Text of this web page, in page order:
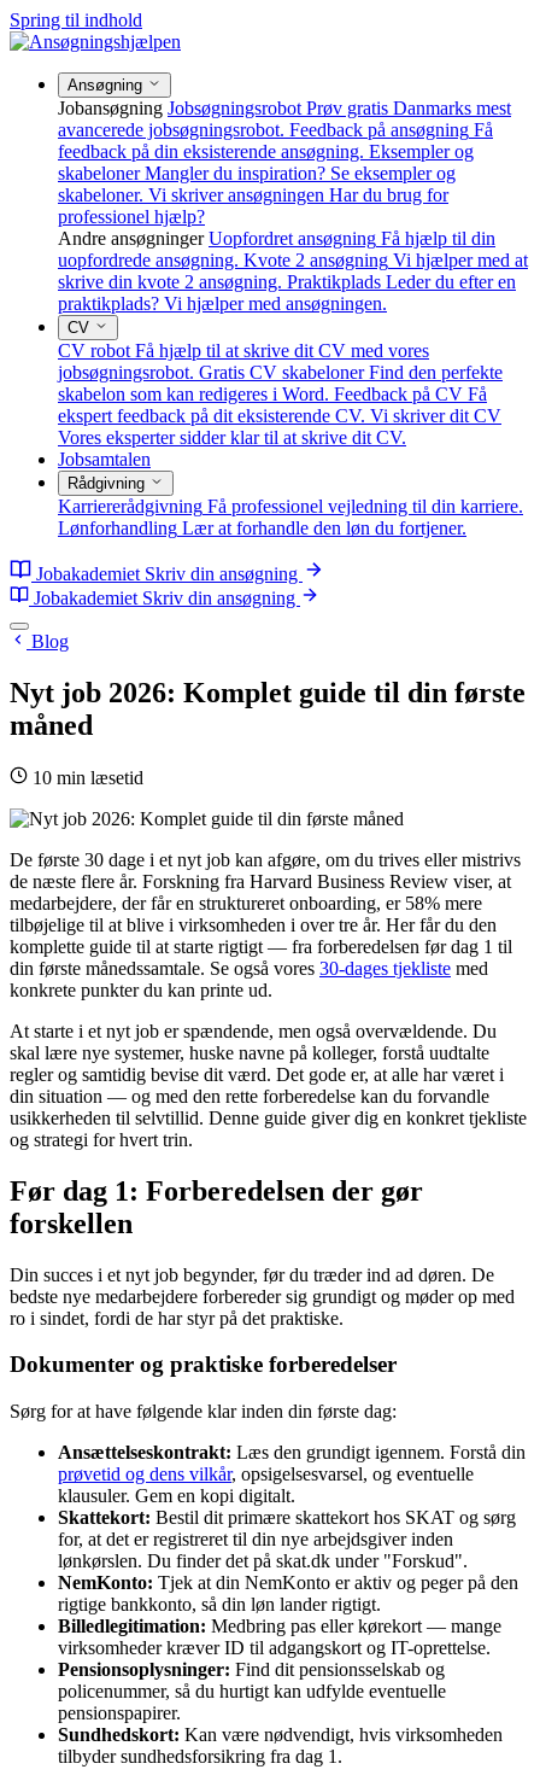
Spring til indhold
Ansøgning
Jobansøgning Jobsøgningsrobot Prøv gratis Danmarks mest
avancerede jobsøgningsrobot. Feedback på ansøgning Få
feedback på din eksisterende ansøgning. Eksempler og
skabeloner Mangler du inspiration? Se eksempler og
skabeloner. Vi skriver ansøgningen Har du brug for
professionel hjælp?
Andre ansøgninger Uopfordret ansøgning Få hjælp til din
uopfordrede ansøgning. Kvote 2 ansøgning Vi hjælper med at
skrive din kvote 2 ansøgning. Praktikplads Leder du efter en
praktikplads? Vi hjælper med ansøgningen.
CV
CV robot Få hjælp til at skrive dit CV med vores
jobsøgningsrobot. Gratis CV skabeloner Find den perfekte
skabelon som kan redigeres i Word. Feedback på CV Få
ekspert feedback på dit eksisterende CV. Vi skriver dit CV
Vores eksperter sidder klar til at skrive dit CV.
Jobsamtalen
Rådgivning
Karriererådgivning Få professionel vejledning til din karriere.
Lønforhandling Lær at forhandle den løn du fortjener.
Jobakademiet Skriv din ansøgning
Jobakademiet Skriv din ansøgning
Blog
Nyt job 2026: Komplet guide til din første
måned
10 min læsetid
De første 30 dage i et nyt job kan afgøre, om du trives eller mistrivs
de næste flere år. Forskning fra Harvard Business Review viser, at
medarbejdere, der får en struktureret onboarding, er 58% mere
tilbøjelige til at blive i virksomheden i over tre år. Her får du den
komplette guide til at starte rigtigt — fra forberedelsen før dag 1 til
din første månedssamtale. Se også vores 30-dages tjekliste med
konkrete punkter du kan printe ud.
At starte i et nyt job er spændende, men også overvældende. Du
skal lære nye systemer, huske navne på kolleger, forstå uudtalte
regler og samtidig bevise dit værd. Det gode er, at alle har været i
din situation — og med den rette forberedelse kan du forvandle
usikkerheden til selvtillid. Denne guide giver dig en konkret tjekliste
og strategi for hvert trin.
Før dag 1: Forberedelsen der gør
forskellen
Din succes i et nyt job begynder, før du træder ind ad døren. De
bedste nye medarbejdere forbereder sig grundigt og møder op med
ro i sindet, fordi de har styr på det praktiske.
Dokumenter og praktiske forberedelser
Sørg for at have følgende klar inden din første dag:
Ansættelseskontrakt: Læs den grundigt igennem. Forstå din
prøvetid og dens vilkår, opsigelsesvarsel, og eventuelle
klausuler. Gem en kopi digitalt.
Skattekort: Bestil dit primære skattekort hos SKAT og sørg
for, at det er registreret til din nye arbejdsgiver inden
lønkørslen. Du finder det på skat.dk under "Forskud".
NemKonto: Tjek at din NemKonto er aktiv og peger på den
rigtige bankkonto, så din løn lander rigtigt.
Billedlegitimation: Medbring pas eller kørekort — mange
virksomheder kræver ID til adgangskort og IT-oprettelse.
Pensionsoplysninger: Find dit pensionsselskab og
policenummer, så du hurtigt kan udfylde eventuelle
pensionspapirer.
Sundhedskort: Kan være nødvendigt, hvis virksomheden
tilbyder sundhedsforsikring fra dag 1.